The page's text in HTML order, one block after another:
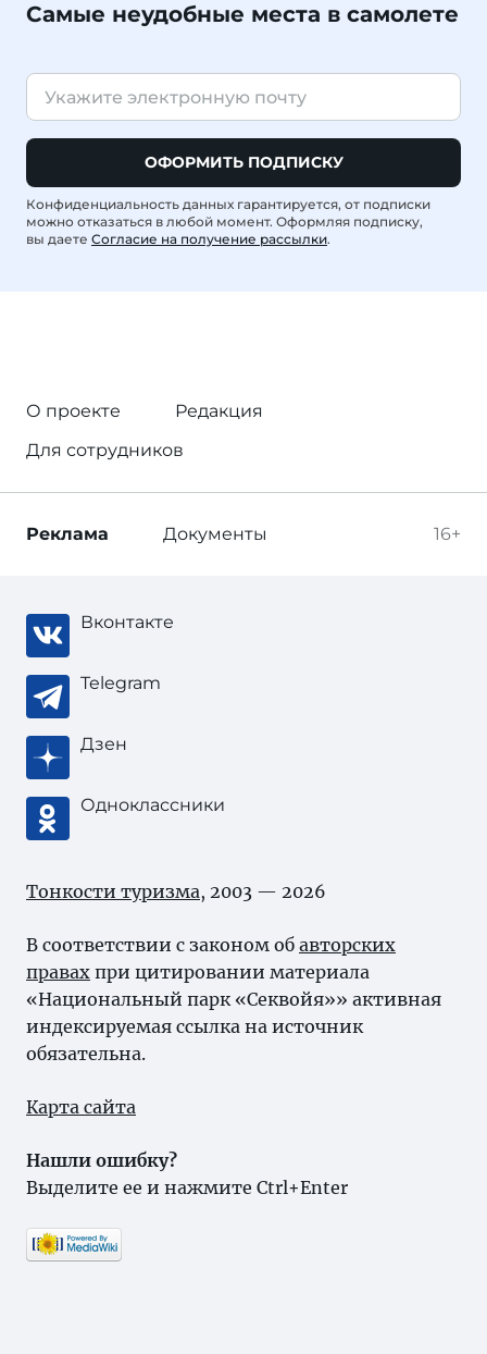
Самые неудобные места в самолете
ОФОРМИТЬ ПОДПИСКУ
Конфиденциальность данных гарантируется, от подписки
можно отказаться в любой момент. Оформляя подписку,
вы даете Согласие на получение рассылки.
О проекте
Редакция
Для сотрудников
16+
Реклама Документы
Вконтакте
Telegram
Дзен
Одноклассники
Тонкости туризма, 2003 — 2026
В соответствии с законом об авторских
правах при цитировании материала
«Национальный парк «Секвойя»» активная
индексируемая ссылка на источник
обязательна.
Карта сайта
Нашли ошибку?
Выделите ее и нажмите Ctrl+Enter